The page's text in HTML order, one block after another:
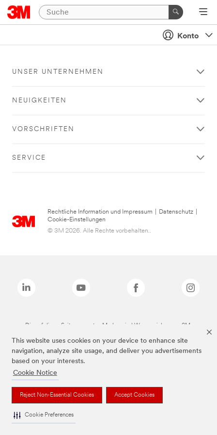
This website uses cookies on your device to enhance site
navigation, analyze site usage, and deliver you advertisements
based on your interests.
Cookie Notice
Reject Non-Essential Cookies Accept Cookies
Cookie Preferences
Konto
UNSER UNTERNEHMEN
NEUIGKEITEN
VORSCHRIFTEN
SERVICE
Rechtliche Information und Impressum Datenschutz
Cookie-Einstellungen
© 3M 2026. Alle Rechte vorbehalten..
Die auf dieser Seite genannten Marken sind Warenzeichen von 3M.